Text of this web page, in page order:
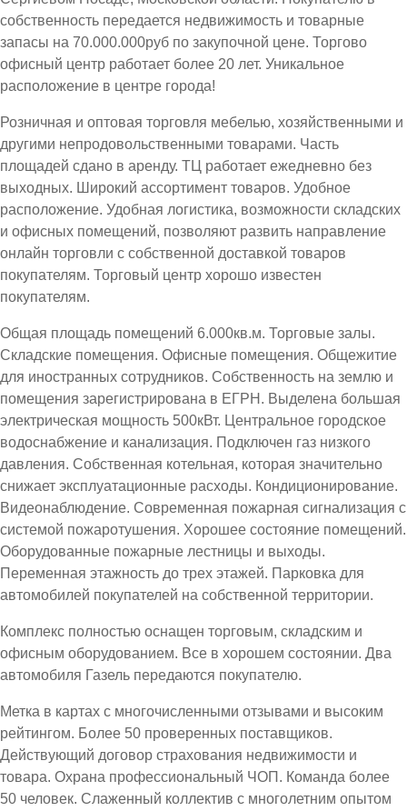
собственность передается недвижимость и товарные
запасы на 70.000.000руб по закупочной цене. Торгово
офисный центр работает более 20 лет. Уникальное
расположение в центре города!
Розничная и оптовая торговля мебелью, хозяйственными и
другими непродовольственными товарами. Часть
площадей сдано в аренду. ТЦ работает ежедневно без
выходных. Широкий ассортимент товаров. Удобное
расположение. Удобная логистика, возможности складских
и офисных помещений, позволяют развить направление
онлайн торговли с собственной доставкой товаров
покупателям. Торговый центр хорошо известен
покупателям.
Общая площадь помещений 6.000кв.м. Торговые залы.
Складские помещения. Офисные помещения. Общежитие
для иностранных сотрудников. Собственность на землю и
помещения зарегистрирована в ЕГРН. Выделена большая
электрическая мощность 500кВт. Центральное городское
водоснабжение и канализация. Подключен газ низкого
давления. Собственная котельная, которая значительно
снижает эксплуатационные расходы. Кондиционирование.
Видеонаблюдение. Современная пожарная сигнализация с
системой пожаротушения. Хорошее состояние помещений.
Оборудованные пожарные лестницы и выходы.
Переменная этажность до трех этажей. Парковка для
автомобилей покупателей на собственной территории.
Комплекс полностью оснащен торговым, складским и
офисным оборудованием. Все в хорошем состоянии. Два
автомобиля Газель передаются покупателю.
Метка в картах с многочисленными отзывами и высоким
рейтингом. Более 50 проверенных поставщиков.
Действующий договор страхования недвижимости и
товара. Охрана профессиональный ЧОП. Команда более
50 человек. Слаженный коллектив с многолетним опытом